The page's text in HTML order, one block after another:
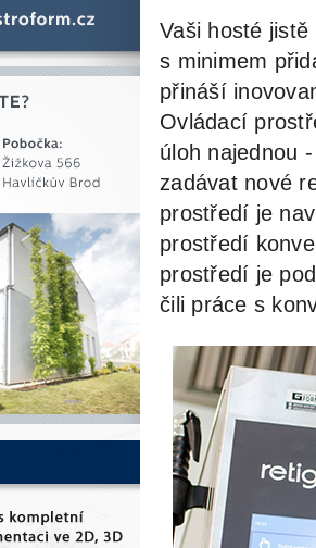
Vaši hosté
s minimem
přináší
Ovládací
úloh najednou -
zadávat nové
prostředí je
prostředí
prostředí je
čili práce s